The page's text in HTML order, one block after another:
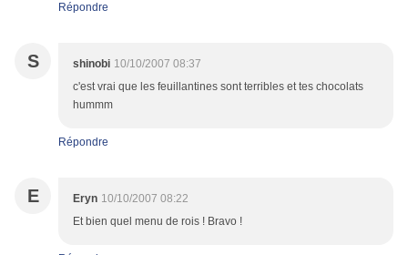
Répondre
S shinobi 10/10/2007 08:37
c'est vrai que les feuillantines sont terribles et tes chocolats
hummm
Répondre
E Eryn 10/10/2007 08:22
Et bien quel menu de rois ! Bravo !